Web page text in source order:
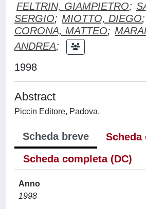
FELTRIN, GIAMPIETRO;
SERGIO; MIOTTO, DIEGO;
CORONA, MATTEO;
ANDREA;
1998
Abstract
Piccin Editore, Padova.
Scheda breve
Scheda
Scheda completa (DC)
Anno
1998